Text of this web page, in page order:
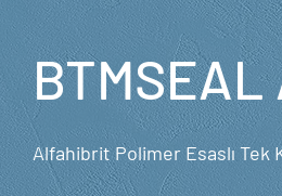
Alfahibrit Polimer Esaslı Tek